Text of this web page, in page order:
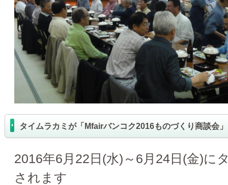
タイムラカミが「Mfairバンコク2016ものづくり商談会
2016年6月22日(水)～6月24日(金)に
されます